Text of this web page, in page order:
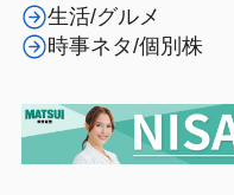
生活/グルメ
時事ネタ/個別株